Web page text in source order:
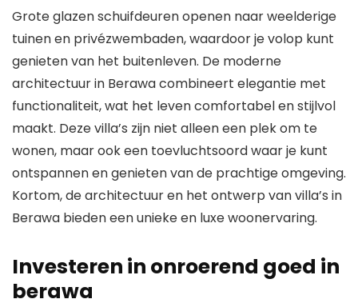
Grote glazen schuifdeuren openen naar weelderige
tuinen en privézwembaden, waardoor je volop kunt
genieten van het buitenleven. De moderne
architectuur in Berawa combineert elegantie met
functionaliteit, wat het leven comfortabel en stijlvol
maakt. Deze villa’s zijn niet alleen een plek om te
wonen, maar ook een toevluchtsoord waar je kunt
ontspannen en genieten van de prachtige omgeving.
Kortom, de architectuur en het ontwerp van villa’s in
Berawa bieden een unieke en luxe woonervaring.
Investeren in onroerend goed in
berawa